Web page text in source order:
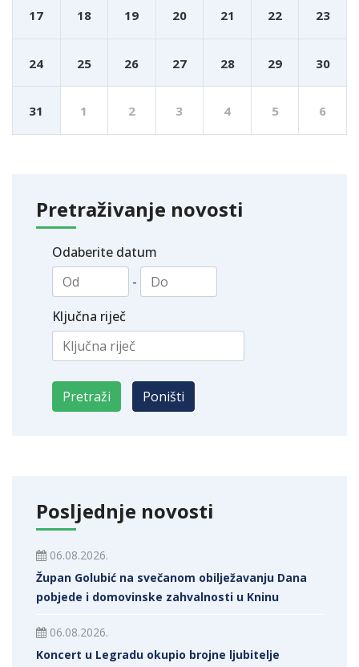
17 18 19 20 21 22 23
24 25 26 27 28 29 30
31 1 2 3 4 5 6
Pretraživanje novosti
Odaberite datum
-
Ključna riječ
Posljednje novosti
06.08.2026.
Župan Golubić na svečanom obilježavanju Dana
pobjede i domovinske zahvalnosti u Kninu
06.08.2026.
Koncert u Legradu okupio brojne ljubitelje